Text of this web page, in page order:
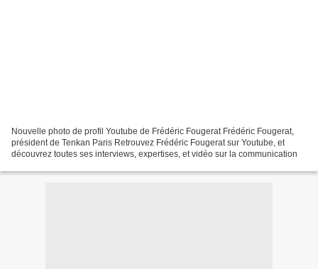
Nouvelle photo de profil Youtube de Frédéric Fougerat Frédéric Fougerat,
président de Tenkan Paris Retrouvez Frédéric Fougerat sur Youtube, et
découvrez toutes ses interviews, expertises, et vidéo sur la communication